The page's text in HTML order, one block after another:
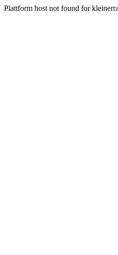
Plattform host not found for